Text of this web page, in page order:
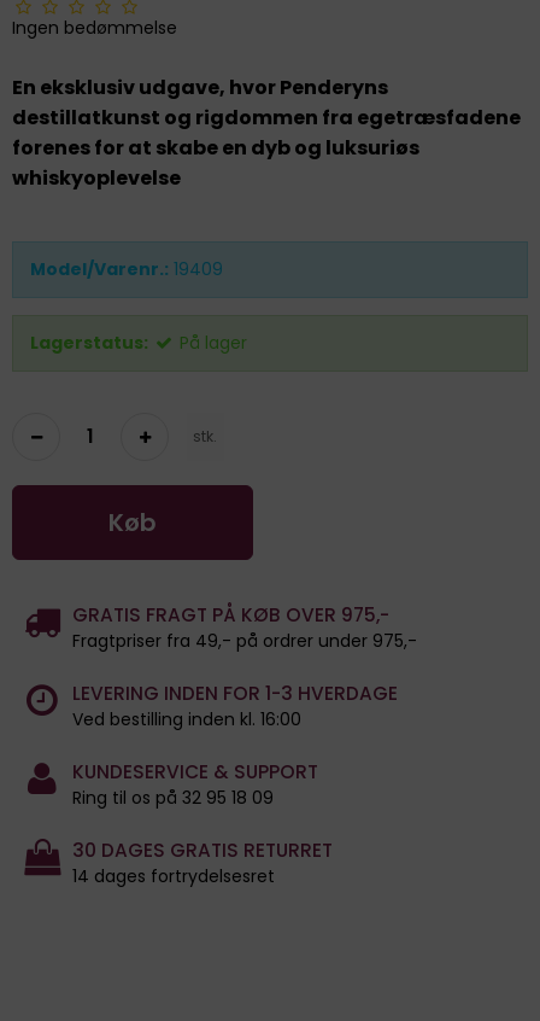
Ingen bedømmelse
En eksklusiv udgave, hvor Penderyns
destillatkunst og rigdommen fra egetræsfadene
forenes for at skabe en dyb og luksuriøs
whiskyoplevelse
Model/Varenr.: 19409
Lagerstatus: På lager
stk.
Køb
GRATIS FRAGT PÅ KØB OVER 975,-
Fragtpriser fra 49,- på ordrer under 975,-
LEVERING INDEN FOR 1-3 HVERDAGE
Ved bestilling inden kl. 16:00
KUNDESERVICE & SUPPORT
Ring til os på 32 95 18 09
30 DAGES GRATIS RETURRET
14 dages fortrydelsesret